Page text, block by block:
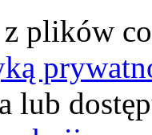
plików
lub